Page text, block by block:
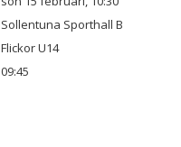
Sollentuna Sporthall B
Flickor U14
09:45